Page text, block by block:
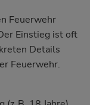
Feuerwehr
Einstieg ist oft
Details
Feuerwehr.